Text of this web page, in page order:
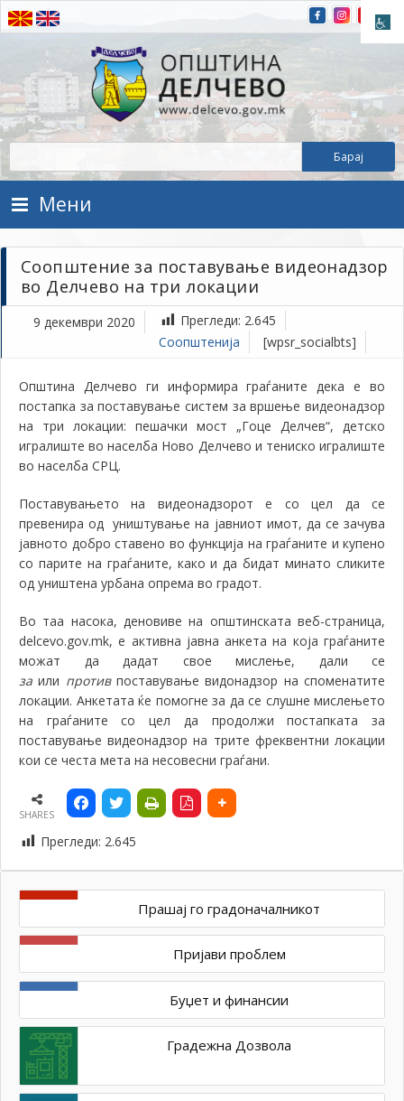
Прескокнете на содржината
Општина Делчево
Општина Делчево
Мени
Соопштение за поставување видеонадзор
во Делчево на три локации
9 декември 2020 Прегледи: 2.645
Соопштенија
[wpsr_socialbts]
Општина Делчево ги информира граѓаните дека е во
постапка за поставување систем за вршење видеонадзор
на три локации: пешачки мост „Гоце Делчев“, детско
игралиште во населба Ново Делчево и тениско игралиште
во населба СРЦ.
Поставувањето на видеонадзорот е со цел да се
превенира од уништување на јавниот имот, да се зачува
јавното добро ставено во функција на граѓаните и купено
со парите на граѓаните, како и да бидат минато сликите
од уништена урбана опрема во градот.
Во таа насока, деновиве на општинската веб-страница,
delcevo.gov.mk, е активна јавна анкета на која граѓаните
можат да дадат свое мислење, дали се
заили противпоставување видонадзор на споменатите
локации. Анкетата ќе помогне за да се слушне мислењето
на граѓаните со цел да продолжи постапката за
поставување видеонадзор на трите фреквентни локации
кои се честа мета на несовесни граѓани.
SHARES
Прегледи: 2.645
Прашај го градоначалникот
Пријави проблем
Буџет и финансии
Градежна Дозвола